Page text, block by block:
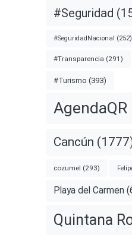
#Seguridad
#SeguridadNacional (252)
#Transparencia (291)
#Turismo (393)
AgendaQR
Cancún
cozumel (293)
Playa del Carmen
Quintana